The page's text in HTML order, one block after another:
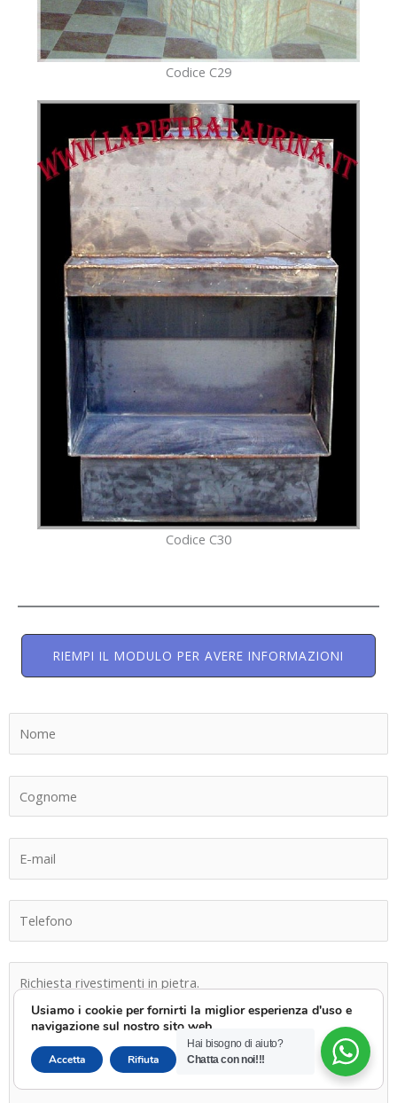
Codice C29
Codice C30
RIEMPI IL MODULO PER AVERE INFORMAZIONI
Usiamo i cookie per fornirti la miglior esperienza d'uso e
navigazione sul nostro sito web.
Accetta Rifiuta Impostazioni CLOSE GDPR
Hai bisogno di aiuto?
Chatta con noi!!!